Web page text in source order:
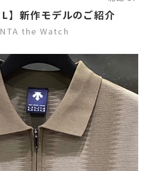
】新作モデルのご紹介
the Watch